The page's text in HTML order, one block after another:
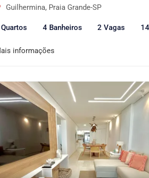
Guilhermina, Praia Grande-SP
4 Banheiros 2 Vagas
informações